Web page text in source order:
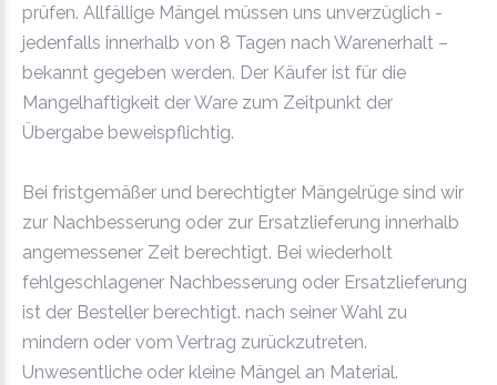
prüfen. Allfällige Mängel müssen uns unverzüglich -
jedenfalls innerhalb von 8 Tagen nach Warenerhalt –
bekannt gegeben werden. Der Käufer ist für die
Mangelhaftigkeit der Ware zum Zeitpunkt der
Übergabe beweispflichtig.
Bei fristgemäßer und berechtigter Mängelrüge sind wir
zur Nachbesserung oder zur Ersatzlieferung innerhalb
angemessener Zeit berechtigt. Bei wiederholt
fehlgeschlagener Nachbesserung oder Ersatzlieferung
ist der Besteller berechtigt. nach seiner Wahl zu
mindern oder vom Vertrag zurückzutreten.
Unwesentliche oder kleine Mängel an Material.